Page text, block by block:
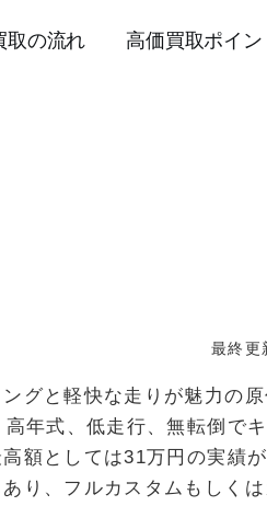
取の流れ 高価買取ポイン
最終
グと軽快な走りが魅力の
年式、低走行、無転倒で
額としては31万円の実績が
り、フルカスタムもしく